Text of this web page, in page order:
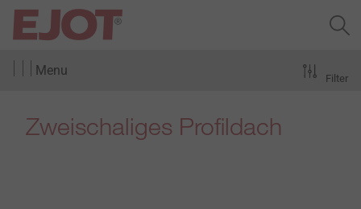
Menu
Zweischaliges Profildach
Filter